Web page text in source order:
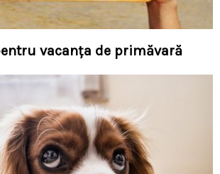
vacanţa de primăvară